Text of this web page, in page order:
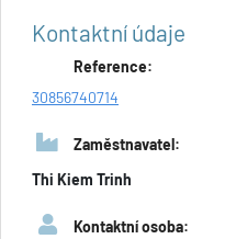
Kontaktní údaje
Reference:
30856740714
Zaměstnavatel:
Thi Kiem Trinh
Kontaktní osoba: